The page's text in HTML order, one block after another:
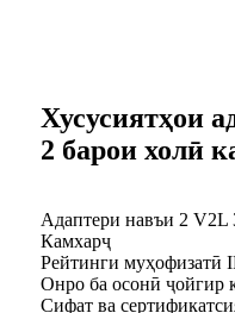
Хусусиятҳои
2 барои холӣ
Адаптери навъи 2 V2L
Камхарҷ
Рейтинги муҳофизатӣ
Онро ба осонӣ ҷойгир
Сифат ва